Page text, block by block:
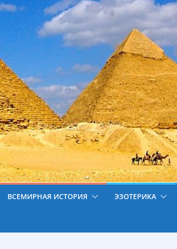
ВСЕМИРНАЯ ИСТОРИЯ ЭЗОТЕРИКА